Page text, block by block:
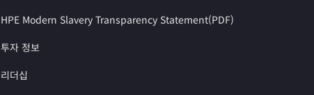
HPE Modern Slavery Transparency Statement(PDF)
투자 정보
리더십